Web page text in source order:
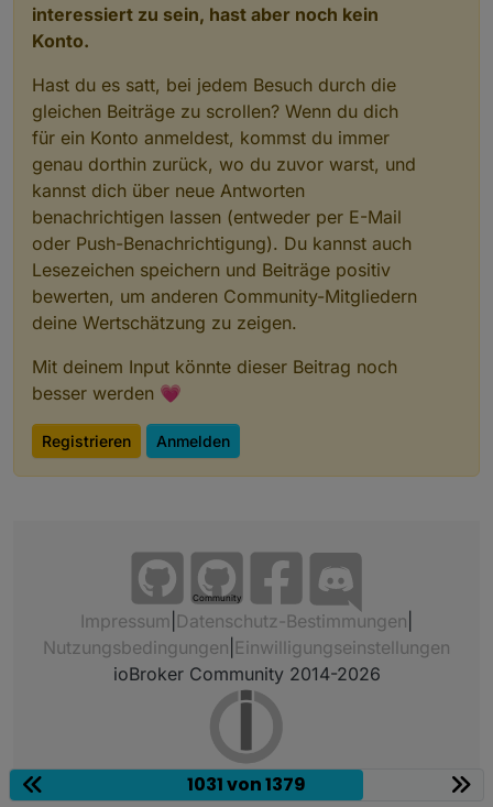
interessiert zu sein, hast aber noch kein
Konto.
Hast du es satt, bei jedem Besuch durch die
gleichen Beiträge zu scrollen? Wenn du dich
für ein Konto anmeldest, kommst du immer
genau dorthin zurück, wo du zuvor warst, und
kannst dich über neue Antworten
benachrichtigen lassen (entweder per E-Mail
oder Push-Benachrichtigung). Du kannst auch
Lesezeichen speichern und Beiträge positiv
bewerten, um anderen Community-Mitgliedern
deine Wertschätzung zu zeigen.
Mit deinem Input könnte dieser Beitrag noch
besser werden 💗
Registrieren Anmelden
Community
Impressum Datenschutz-Bestimmungen
Nutzungsbedingungen Einwilligungseinstellungen
ioBroker Community 2014-2026
1031 von 1379